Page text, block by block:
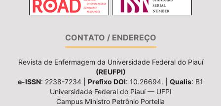
CONTATO / ENDEREÇO
Revista de Enfermagem da Universidade Federal do Piauí
(REUFPI)
e-ISSN: 2238-7234 | Prefixo DOI: 10.26694. | Qualis: B1
Universidade Federal do Piauí — UFPI
Campus Ministro Petrônio Portella